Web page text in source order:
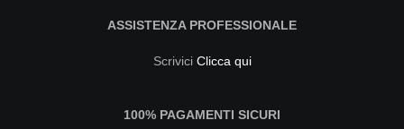
ASSISTENZA PROFESSIONALE
Scrivici Clicca qui
100% PAGAMENTI SICURI